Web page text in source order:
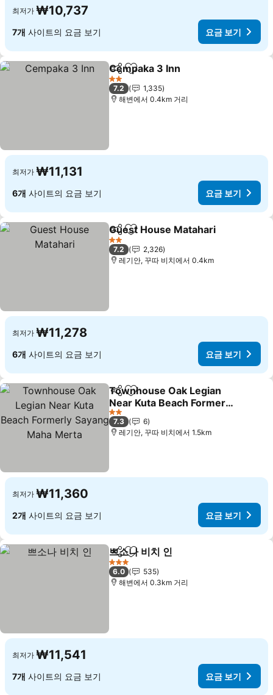
최저가 ₩10,737
7개 사이트의 요금 보기 요금 보기
공유 즐겨찾기에 추가
Cempaka 3 Inn
2 성급
7.2
1,335
해변에서 0.4km 거리
최저가 ₩11,131
6개 사이트의 요금 보기 요금 보기
공유 즐겨찾기에 추가
Guest House Matahari
2 성급
7.2
2,326
레기안, 꾸따 비치에서 0.4km
최저가 ₩11,278
6개 사이트의 요금 보기 요금 보기
공유 즐겨찾기에 추가
Townhouse Oak Legian
Near Kuta Beach Formerly
Sayang Maha Merta
2 성급
7.3
6
레기안, 꾸따 비치에서 1.5km
최저가 ₩11,360
2개 사이트의 요금 보기 요금 보기
공유 즐겨찾기에 추가
쁘소나 비치 인
3 성급
6.0
535
해변에서 0.3km 거리
최저가 ₩11,541
7개 사이트의 요금 보기 요금 보기